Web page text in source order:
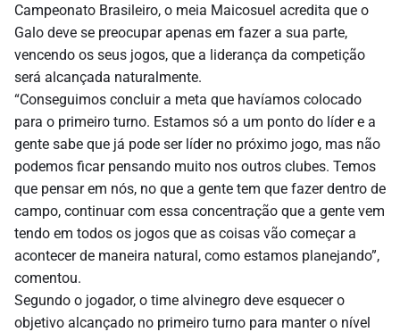
Campeonato Brasileiro, o meia Maicosuel acredita que o
Galo deve se preocupar apenas em fazer a sua parte,
vencendo os seus jogos, que a liderança da competição
será alcançada naturalmente.
“Conseguimos concluir a meta que havíamos colocado
para o primeiro turno. Estamos só a um ponto do líder e a
gente sabe que já pode ser líder no próximo jogo, mas não
podemos ficar pensando muito nos outros clubes. Temos
que pensar em nós, no que a gente tem que fazer dentro de
campo, continuar com essa concentração que a gente vem
tendo em todos os jogos que as coisas vão começar a
acontecer de maneira natural, como estamos planejando”,
comentou.
Segundo o jogador, o time alvinegro deve esquecer o
objetivo alcançado no primeiro turno para manter o nível